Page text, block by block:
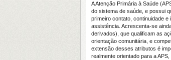
A Atenção Primária à Saúde
do sistema de saúde, e possui
primeiro contato, continuidade
assistência. Acrescenta-se
derivados), que qualificam as
orientação comunitária, e
extensão desses atributos é
realmente orientado para a